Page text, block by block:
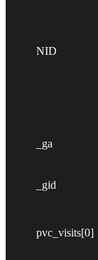
NID
_ga
_gid
pvc_visits[0]